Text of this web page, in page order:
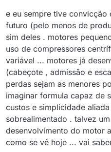
e eu sempre tive convicção
futuro (pelo menos de
sim deles . motores
uso de compressores
variável ... motores já
(cabeçote , admissão e
perdas sejam as menores
imaginar formula capaz de
custos e simplicidade
sobrealimentado . talvez
desenvolvimento do motor
como se vê hoje ... vai